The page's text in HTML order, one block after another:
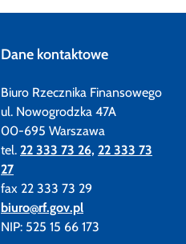
Dane kontaktowe
Biuro Rzecznika Finansowego
ul. Nowogrodzka 47A
00-695 Warszawa
tel. 22 333 73 26, 22 333 73
27
fax 22 333 73 29
biuro@rf.gov.pl
NIP: 525 15 66 173